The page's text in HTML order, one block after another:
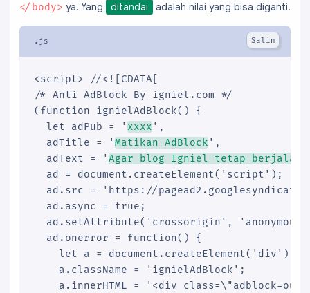
</body> ya. Yang ditandai adalah nilai yang bisa diganti.
<script> //<![CDATA[
/* Anti AdBlock By igniel.com */
(function ignielAdBlock() {
  let adPub = '
xxxx ',
  adTitle = '
Matikan AdBlock ',
  adText = '
Agar blog Igniel tetap berjalan,
  ad = document.createElement('script');
ad.src = 'https://
  ad.async = true;
ad.setAttribute('crossorigin',
  ad.onerror = function() {
    let a = document.createElement('div');
    a.className = 'ignielAdBlock';
a.innerHTML = '<div class=\"adblock-